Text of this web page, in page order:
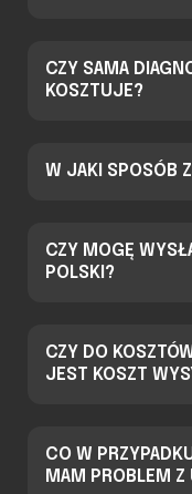
CZY SAMA
KOSZTUJE?
W JAKI SPOSÓB
CZY MOGĘ
POLSKI?
CZY DO
JEST KOSZT
CO W
MAM PROBLEM Z